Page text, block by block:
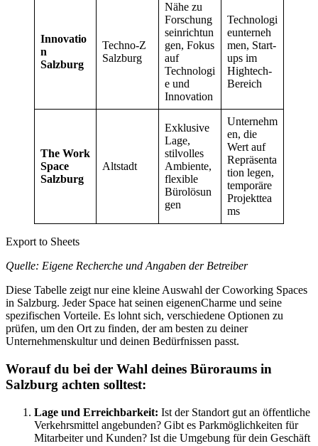
Innovatio
n
Salzburg
Techno-Z
Salzburg
Nähe zu
Forschung
seinrichtun
gen, Fokus
auf
Technologi
e und
Innovation
Technologi
eunterneh
men, Start-
ups im
Hightech-
Bereich
The Work
Space
Salzburg
Altstadt
Exklusive
Lage,
stilvolles
Ambiente,
flexible
Bürolösun
gen
Unternehm
en, die
Wert auf
Repräsenta
tion legen,
temporäre
Projekttea
ms
Export to Sheets
Quelle: Eigene Recherche und Angaben der Betreiber
Diese Tabelle zeigt nur eine kleine Auswahl der Coworking Spaces
in Salzburg. Jeder Space hat seinen eigenenCharme und seine
spezifischen Vorteile. Es lohnt sich, verschiedene Optionen zu
prüfen, um den Ort zu finden, der am besten zu deiner
Unternehmenskultur und deinen Bedürfnissen passt.
Worauf du bei der Wahl deines Büroraums in
Salzburg achten solltest:
Lage und Erreichbarkeit: Ist der Standort gut an öffentliche
Verkehrsmittel angebunden? Gibt es Parkmöglichkeiten für
Mitarbeiter und Kunden? Ist die Umgebung für dein Geschäft